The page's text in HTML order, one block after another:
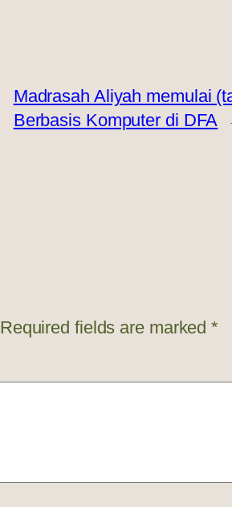
Madrasah Aliyah memulai
Berbasis Komputer di DFA
Required fields are marked*